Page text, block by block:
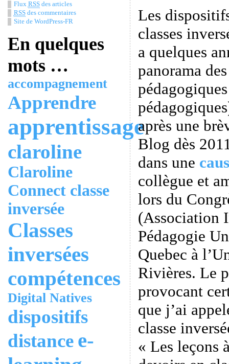
Flux RSSdes articles
RSSdes commentaires
Site de WordPress-FR
En quelques
mots …
accompagnement
Apprendre
apprentissage
claroline
Claroline
Connect classe
inversée
Classes
inversées
compétences
Digital Natives
dispositifs
distance e-
Les
classes
a quelques
panorama
après une
Blog dès
dans une
collègue et
lors du
(Association
Pédagogie
Quebec à
Rivières. Le
provocant
que j’ai
classe
« Les leçons